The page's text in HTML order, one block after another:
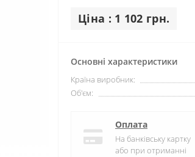
Ціна : 1 102 грн.
Основні характеристики
Країна виробник:
Об'єм:
Оплата
На банківську картку
або при отриманні